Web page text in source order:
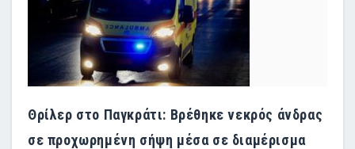
Θρίλερ στο Παγκράτι: Βρέθηκε νεκρός άνδρας
σε προχωρημένη σήψη μέσα σε διαμέρισμα